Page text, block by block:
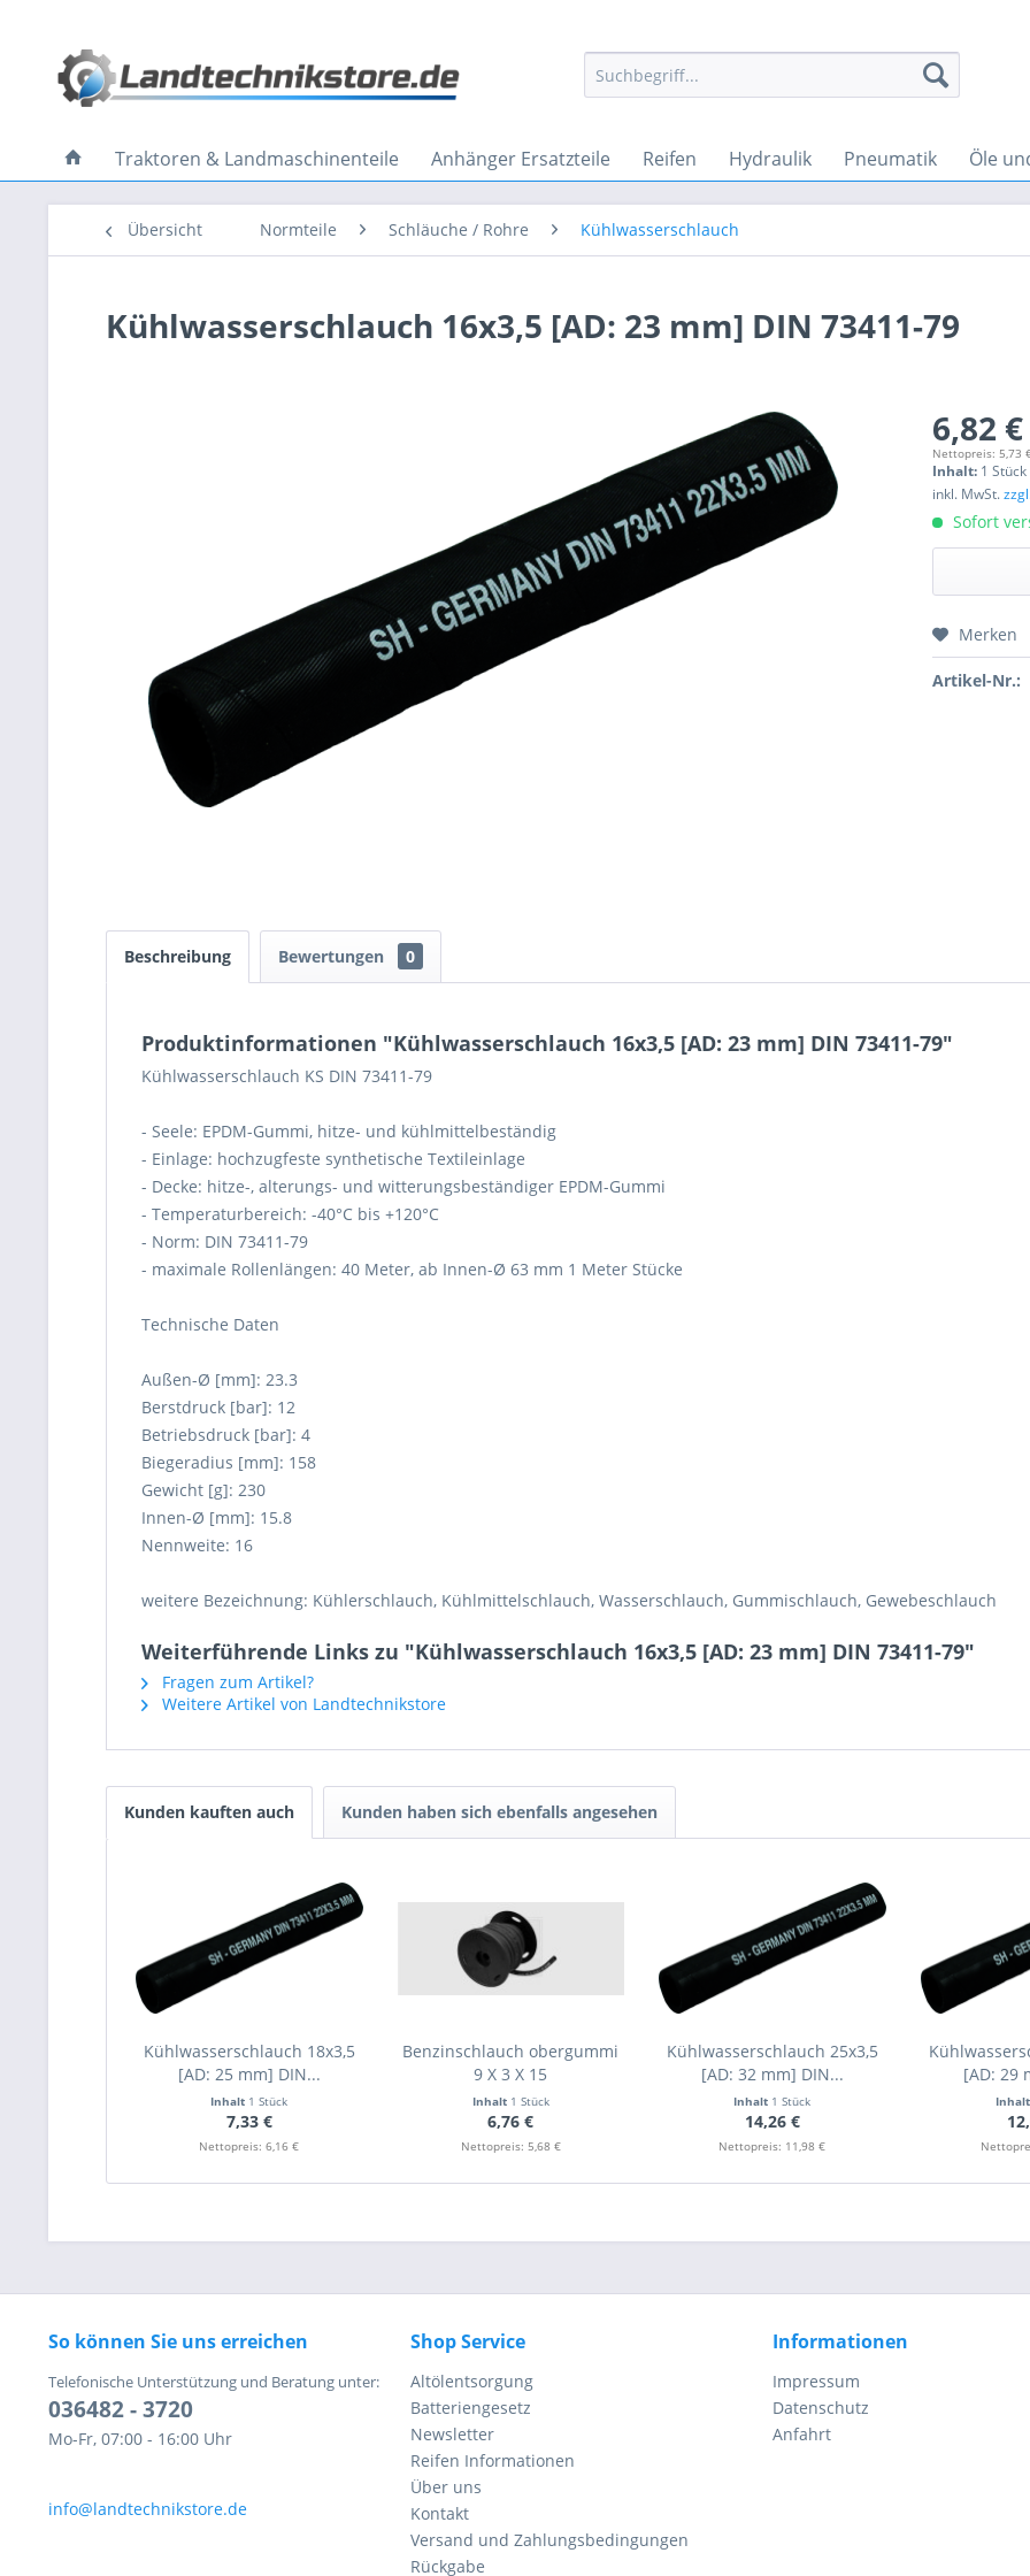
Traktoren & Landmaschinenteile Anhänger Ersatzteile Reifen Hydraulik Pneumatik Öle
Übersicht Normteile Schläuche / Rohre Kühlwasserschlauch
Kühlwasserschlauch 16x3,5 [AD: 23 mm] DIN 73411-79
6,82
Nettopreis: 5,73
Inhalt: 1 Stück
inkl. MwSt.
Sofort
Preis
Merken
Artikel-Nr.:
Beschreibung Bewertungen 0
Produktinformationen "Kühlwasserschlauch 16x3,5 [AD: 23 mm] DIN 73411-79"
Kühlwasserschlauch KS DIN 73411-79
- Seele: EPDM-Gummi, hitze- und kühlmittelbeständig
- Einlage: hochzugfeste synthetische Textileinlage
- Decke: hitze-, alterungs- und witterungsbeständiger EPDM-Gummi
- Temperaturbereich: -40°C bis +120°C
- Norm: DIN 73411-79
- maximale Rollenlängen: 40 Meter, ab Innen-Ø 63 mm 1 Meter Stücke
Technische Daten
Außen-Ø [mm]: 23.3
Berstdruck [bar]: 12
Betriebsdruck [bar]: 4
Biegeradius [mm]: 158
Gewicht [g]: 230
Innen-Ø [mm]: 15.8
Nennweite: 16
weitere Bezeichnung: Kühlerschlauch, Kühlmittelschlauch, Wasserschlauch, Gummischlauch, Gewebeschlauch
Weiterführende Links zu "Kühlwasserschlauch 16x3,5 [AD: 23 mm] DIN 73411-79"
Fragen zum Artikel?
Weitere Artikel von Landtechnikstore
Kunden kauften auch Kunden haben sich ebenfalls angesehen
Kühlwasserschlauch 18x3,5
[AD: 25 mm] DIN...
Inhalt 1 Stück
7,33 €
Nettopreis: 6,16 €
Benzinschlauch obergummi
9 X 3 X 15
Inhalt 1 Stück
6,76 €
Nettopreis: 5,68 €
Kühlwasserschlauch 25x3,5
[AD: 32 mm] DIN...
Inhalt 1 Stück
14,26 €
Nettopreis: 11,98 €
[AD: 29
Inhalt
So können Sie uns erreichen
Telefonische Unterstützung und Beratung unter:
036482 - 3720
Mo-Fr, 07:00 - 16:00 Uhr
info@landtechnikstore.de
Shop Service
Altölentsorgung
Batteriengesetz
Newsletter
Reifen Informationen
Über uns
Kontakt
Versand und Zahlungsbedingungen
Rückgabe
Informationen
Impressum
Datenschutz
Anfahrt